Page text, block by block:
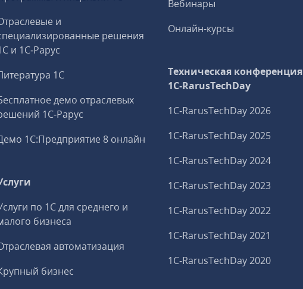
и
решения
и 1С‑Рарус
1С
демо отраслевых
1С‑Рарус
1С:Предприятие 8 онлайн
по 1С для среднего и
бизнеса
автоматизация
бизнес
Вебинары
Онлайн-курсы
Техническая конференция
1C‑RarusTechDay
1C‑RarusTechDay 2026
1C‑RarusTechDay 2025
1C‑RarusTechDay 2024
1C‑RarusTechDay 2023
1C‑RarusTechDay 2022
1C‑RarusTechDay 2021
1C‑RarusTechDay 2020